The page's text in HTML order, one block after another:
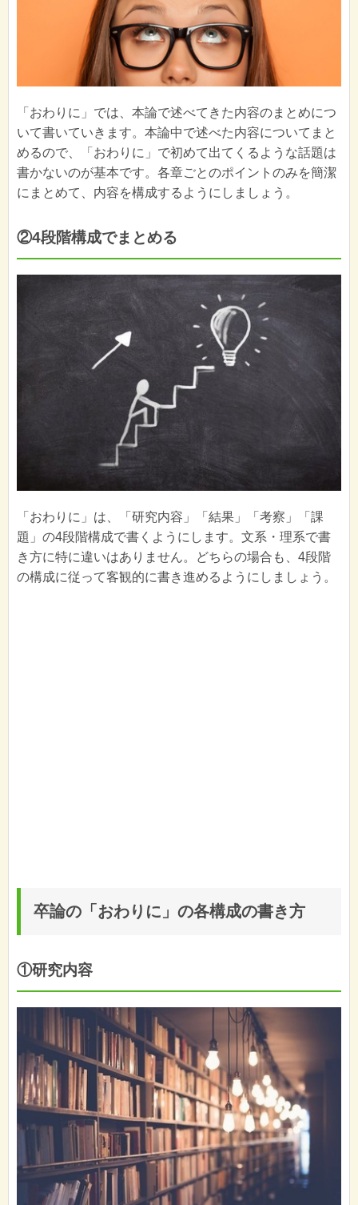
「おわりに」では、本論で述べてきた内容のまとめにつ
いて書いていきます。本論中で述べた内容についてまと
めるので、「おわりに」で初めて出てくるような話題は
書かないのが基本です。各章ごとのポイントのみを簡潔
にまとめて、内容を構成するようにしましょう。
②4段階構成でまとめる
「おわりに」は、「研究内容」「結果」「考察」「課
題」の4段階構成で書くようにします。文系・理系で書
き方に特に違いはありません。どちらの場合も、4段階
の構成に従って客観的に書き進めるようにしましょう。
卒論の「おわりに」の各構成の書き方
①研究内容